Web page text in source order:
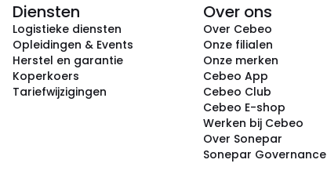
Diensten
Logistieke diensten
Opleidingen & Events
Herstel en garantie
Koperkoers
Tariefwijzigingen
Over ons
Over Cebeo
Onze filialen
Onze merken
Cebeo App
Cebeo Club
Cebeo E-shop
Werken bij Cebeo
Over Sonepar
Sonepar Governance